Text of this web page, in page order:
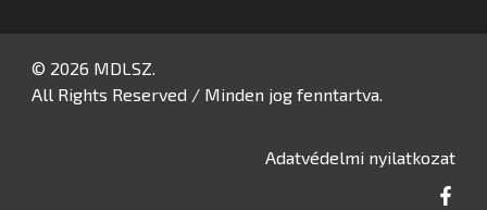
© 2026 MDLSZ.
All Rights Reserved / Minden jog fenntartva.
Adatvédelmi nyilatkozat